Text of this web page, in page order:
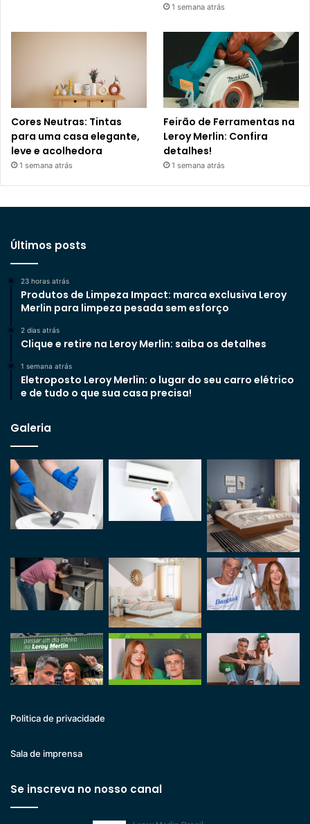
1 semana atrás
Cores Neutras: Tintas
para uma casa elegante,
leve e acolhedora
1 semana atrás
Feirão de Ferramentas na
Leroy Merlin: Confira
detalhes!
1 semana atrás
Últimos posts
23 horas atrás
Produtos de Limpeza Impact: marca exclusiva Leroy
Merlin para limpeza pesada sem esforço
2 dias atrás
Clique e retire na Leroy Merlin: saiba os detalhes
1 semana atrás
Eletroposto Leroy Merlin: o lugar do seu carro elétrico
e de tudo o que sua casa precisa!
Galeria
Politica de privacidade
Sala de imprensa
Se inscreva no nosso canal